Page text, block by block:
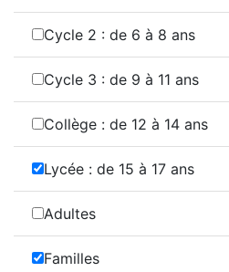
Cycle 2 : de 6 à 8 ans
Cycle 3 : de 9 à 11 ans
Collège : de 12 à 14 ans
Lycée : de 15 à 17 ans
Adultes
Familles